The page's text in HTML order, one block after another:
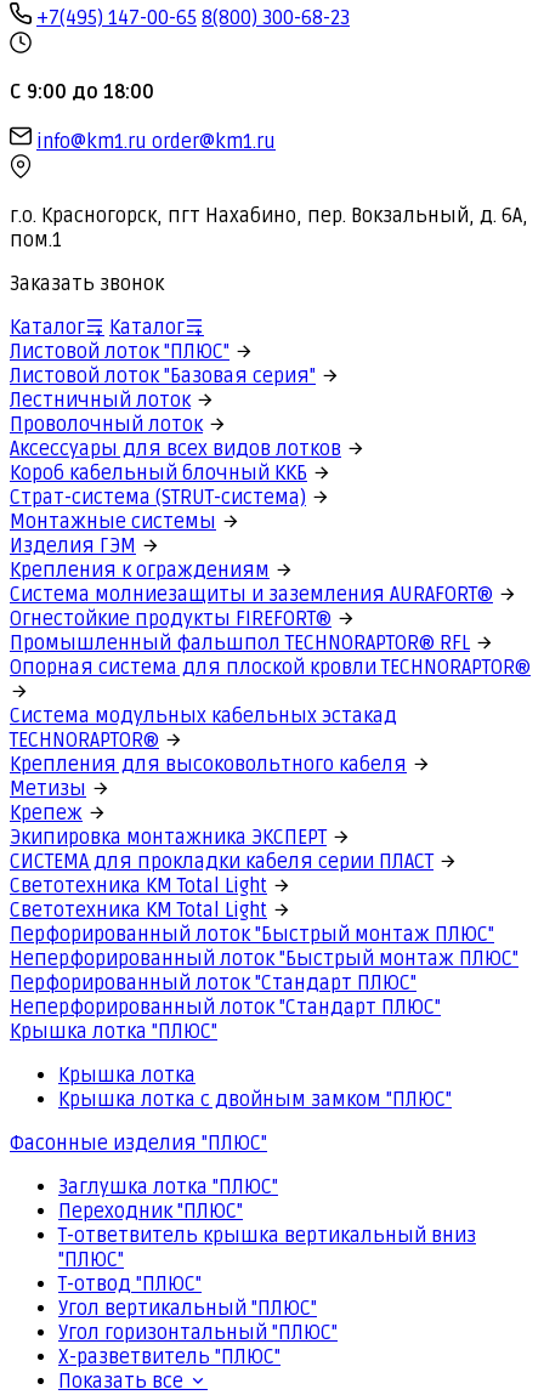
+7(495) 147-00-65 8(800) 300-68-23
С 9:00 до 18:00
info@km1.ru order@km1.ru
г.о. Красногорск, пгт Нахабино, пер. Вокзальный, д. 6А,
пом.1
Заказать звонок
Каталог
Каталог
Листовой лоток "ПЛЮС"
Листовой лоток "Базовая серия"
Лестничный лоток
Проволочный лоток
Аксессуары для всех видов лотков
Короб кабельный блочный ККБ
Страт-система (STRUT-система)
Монтажные системы
Изделия ГЭМ
Крепления к ограждениям
Система молниезащиты и заземления AURAFORT®
Огнестойкие продукты FIREFORT®
Промышленный фальшпол TECHNORAPTOR® RFL
Опорная система для плоской кровли TECHNORAPTOR®
Система модульных кабельных эстакад
TECHNORAPTOR®
Крепления для высоковольтного кабеля
Метизы
Крепеж
Экипировка монтажника ЭКСПЕРТ
СИСТЕМА для прокладки кабеля серии ПЛАСТ
Светотехника КМ Total Light
Светотехника КМ Total Light
Перфорированный лоток "Быстрый монтаж ПЛЮС"
Неперфорированный лоток "Быстрый монтаж ПЛЮС"
Перфорированный лоток "Стандарт ПЛЮС"
Неперфорированный лоток "Стандарт ПЛЮС"
Крышка лотка "ПЛЮС"
Крышка лотка
Крышка лотка с двойным замком "ПЛЮС"
Фасонные изделия "ПЛЮС"
Заглушка лотка "ПЛЮС"
Переходник "ПЛЮС"
Т-ответвитель крышка вертикальный вниз
"ПЛЮС"
Т-отвод "ПЛЮС"
Угол вертикальный "ПЛЮС"
Угол горизонтальный "ПЛЮС"
Х-разветвитель "ПЛЮС"
Показать все